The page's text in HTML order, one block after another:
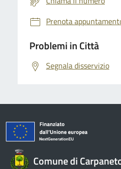
Prenota
Problemi in Città
Segnala disservizio
Comune di